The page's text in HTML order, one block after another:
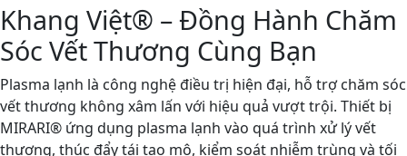
Khang Việt® – Đồng Hành Chăm
Sóc Vết Thương Cùng Bạn
Plasma lạnh là công nghệ điều trị hiện đại, hỗ trợ chăm sóc
vết thương không xâm lấn với hiệu quả vượt trội. Thiết bị
MIRARI® ứng dụng plasma lạnh vào quá trình xử lý vết
thương, thúc đẩy tái tạo mô, kiểm soát nhiễm trùng và tối